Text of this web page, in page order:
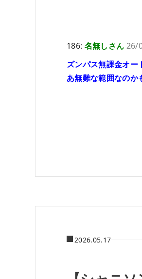
186: 名無しさん 26/
ズンパス無課金オー
あ無難な範囲なのか
2026.05.17